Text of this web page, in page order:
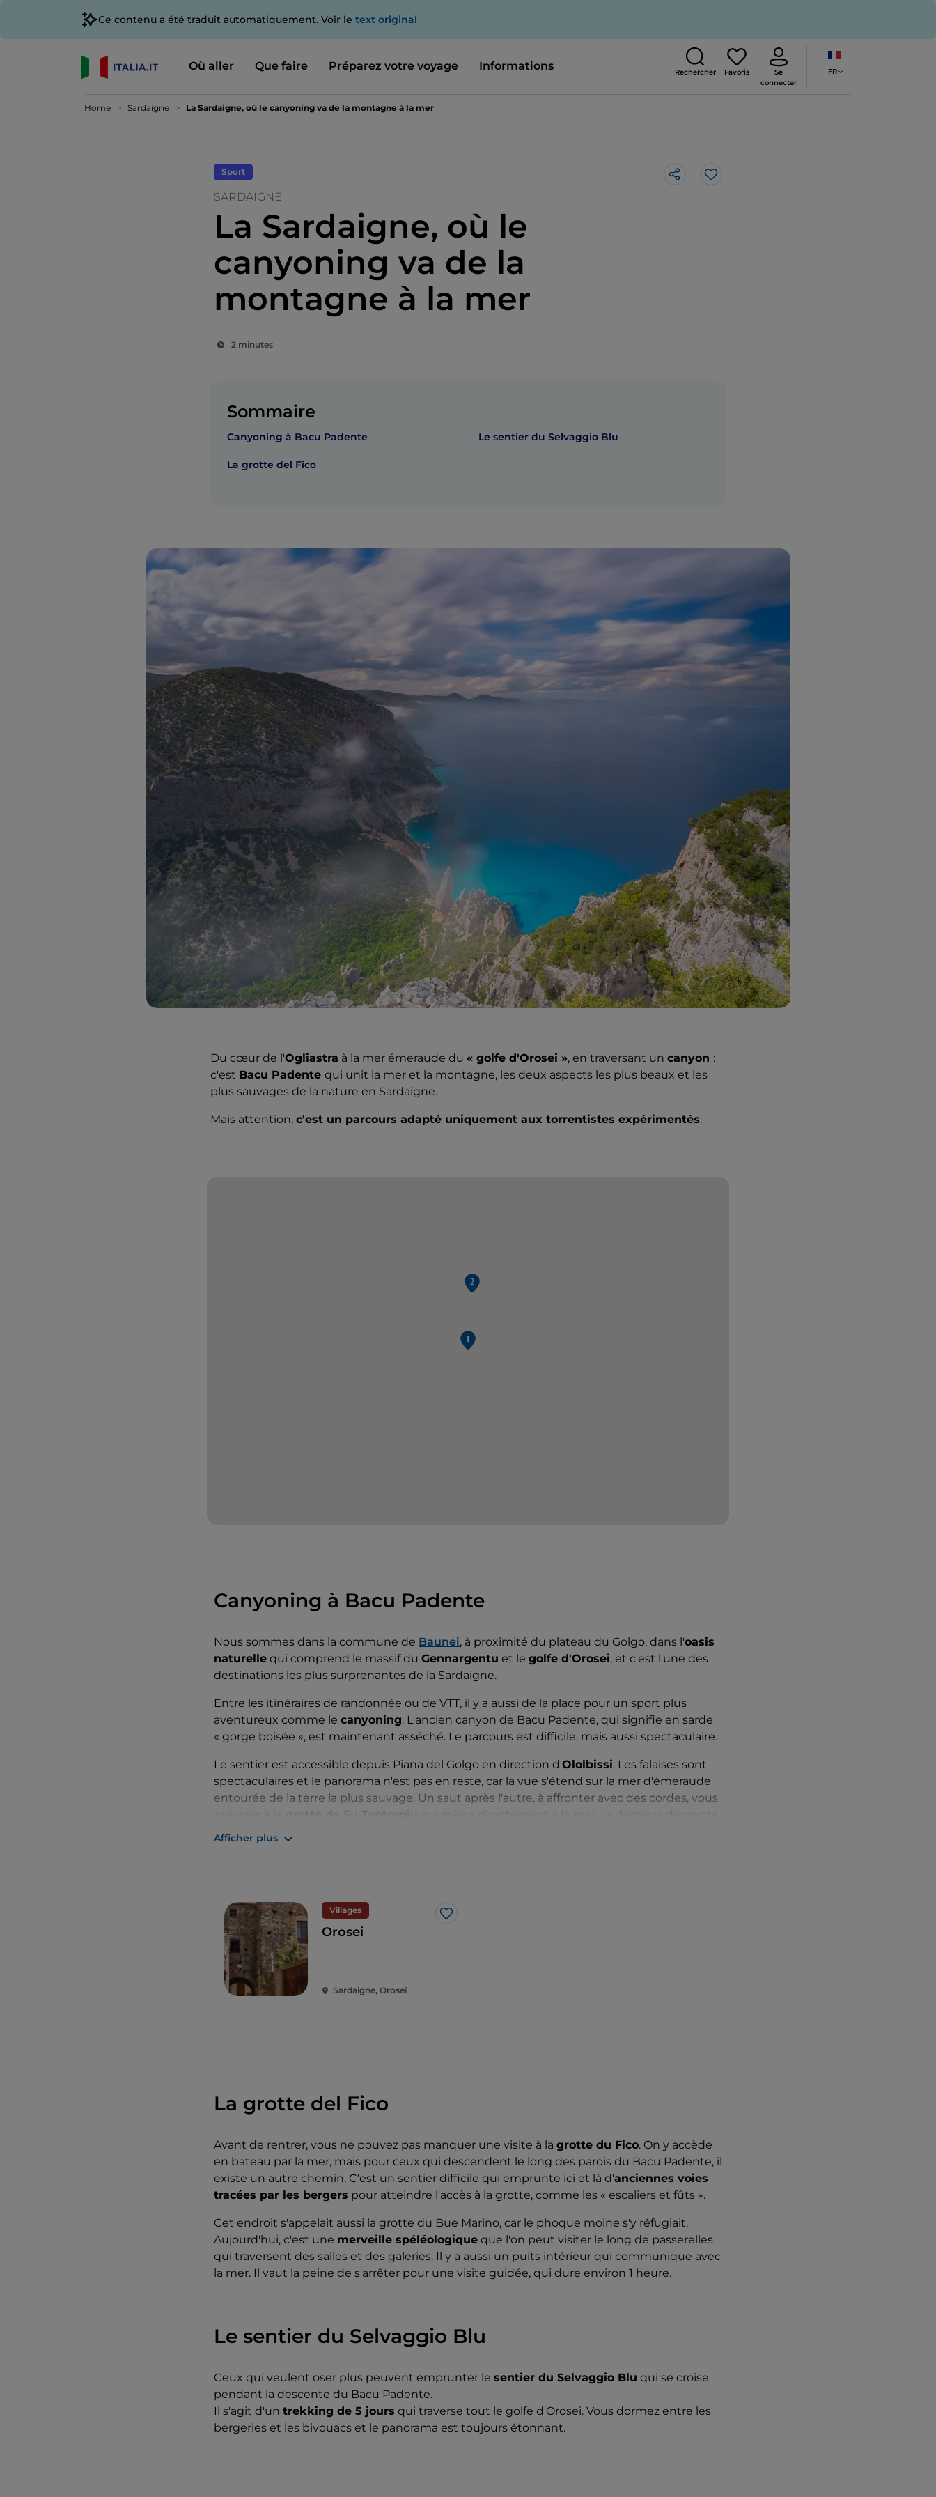
Ce contenu a été traduit automatiquement. Voir le text original
Où aller Que faire Préparez votre voyage Informations Rechercher Favoris
Se
connecter
FR
Home Sardaigne La Sardaigne, où le canyoning va de la montagne à la mer
Sport
SARDAIGNE
La Sardaigne, où le
canyoning va de la
montagne à la mer
2 minutes
J’aime
Sommaire
Canyoning à Bacu Padente
La grotte del Fico
Le sentier du Selvaggio Blu
Du cœur de l'Ogliastra à la mer émeraude du « golfe d'Orosei », en traversant un canyon :
c'est Bacu Padente qui unit la mer et la montagne, les deux aspects les plus beaux et les
plus sauvages de la nature en Sardaigne.
Mais attention, c'est un parcours adapté uniquement aux torrentistes expérimentés.
Canyoning à Bacu Padente
Nous sommes dans la commune de Baunei, à proximité du plateau du Golgo, dans l'oasis
naturelle qui comprend le massif du Gennargentu et le golfe d'Orosei, et c'est l'une des
destinations les plus surprenantes de la Sardaigne.
Entre les itinéraires de randonnée ou de VTT, il y a aussi de la place pour un sport plus
aventureux comme le canyoning. L'ancien canyon de Bacu Padente, qui signifie en sarde
« gorge boisée », est maintenant asséché. Le parcours est difficile, mais aussi spectaculaire.
Le sentier est accessible depuis Piana del Golgo en direction d'Ololbissi. Les falaises sont
spectaculaires et le panorama n'est pas en reste, car la vue s'étend sur la mer d'émeraude
entourée de la terre la plus sauvage. Un saut après l'autre, à affronter avec des cordes, vous
grotte de Su Tentorgiu
est la plus audacieuse, elle dépasse 30 mètres. Rappel :
aurez besoin d'une torche.
de l'eau, juste sur la falaise. À ce stade, vous méritez un
De là, vous revenez dans le Bacu pour prendre le sentier qui monte vers le haut. Vous
pouvez également remonter de Cala Mariolu ou Cala Goloritzé.
Afficher plus
Villages
J’aime
Orosei
Sardaigne, Orosei
La grotte del Fico
Avant de rentrer, vous ne pouvez pas manquer une visite à la grotte du Fico. On y accède
en bateau par la mer, mais pour ceux qui descendent le long des parois du Bacu Padente, il
existe un autre chemin. C'est un sentier difficile qui emprunte ici et là d'anciennes voies
tracées par les bergers pour atteindre l'accès à la grotte, comme les « escaliers et fûts ».
Cet endroit s'appelait aussi la grotte du Bue Marino, car le phoque moine s'y réfugiait.
Aujourd'hui, c'est une merveille spéléologique que l'on peut visiter le long de passerelles
qui traversent des salles et des galeries. Il y a aussi un puits intérieur qui communique avec
la mer. Il vaut la peine de s'arrêter pour une visite guidée, qui dure environ 1 heure.
Le sentier du Selvaggio Blu
Ceux qui veulent oser plus peuvent emprunter le sentier du Selvaggio Blu qui se croise
pendant la descente du Bacu Padente.
Il s'agit d'un trekking de 5 jours qui traverse tout le golfe d'Orosei. Vous dormez entre les
bergeries et les bivouacs et le panorama est toujours étonnant.